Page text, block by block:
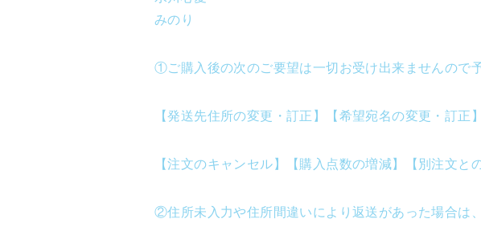
みのり
①ご購入後の次のご要望は一切お受け出来ませんので
【発送先住所の変更・訂正】【希望宛名の変更・訂正】
【注文のキャンセル】【購入点数の増減】【別注文と
②住所未入力や住所間違いにより返送があった場合は